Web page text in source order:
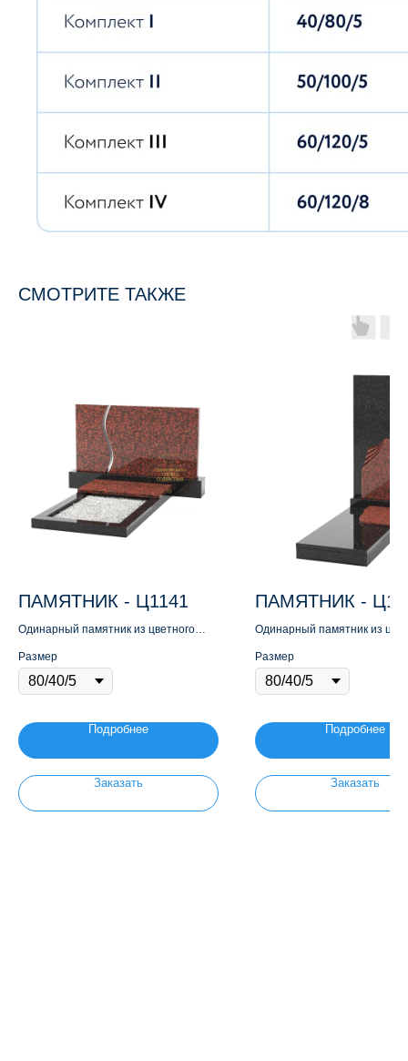
СМОТРИТЕ ТАКЖЕ
ПАМЯТНИК - Ц1141
Одинарный памятник из цветного
Размер
Подробнее
Заказать
ПАМЯТНИК -
Одинарный памятник из
Размер
Подробнее
Заказать